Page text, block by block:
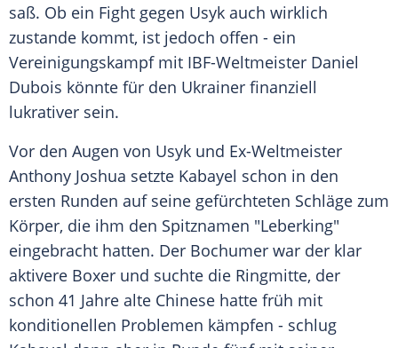
saß. Ob ein Fight gegen Usyk auch wirklich
zustande kommt, ist jedoch offen - ein
Vereinigungskampfmit IBF-Weltmeister Daniel
Dubois könnte für den Ukrainer finanziell
lukrativer sein.
Vor den Augen von Usyk und Ex-Weltmeister
Anthony Joshua setzte Kabayel schon in den
ersten Runden auf seine gefürchteten Schläge zum
Körper, die ihm den Spitznamen "Leberking"
eingebracht hatten. Der Bochumer war der klar
aktivere Boxer und suchte die Ringmitte, der
schon 41 Jahre alte Chinese hatte früh mit
konditionellen Problemen kämpfen - schlug